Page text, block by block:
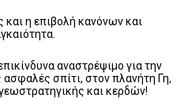
και η επιβολή κανόνων και
αναστρέψιμο για την
σπίτι, στον πλανήτη Γη,
και κερδών!